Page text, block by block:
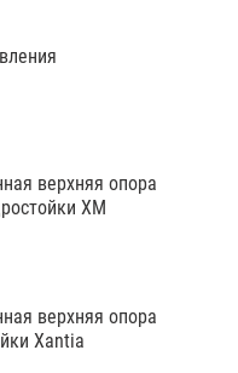
верхняя опора
XM
верхняя опора
Xantia